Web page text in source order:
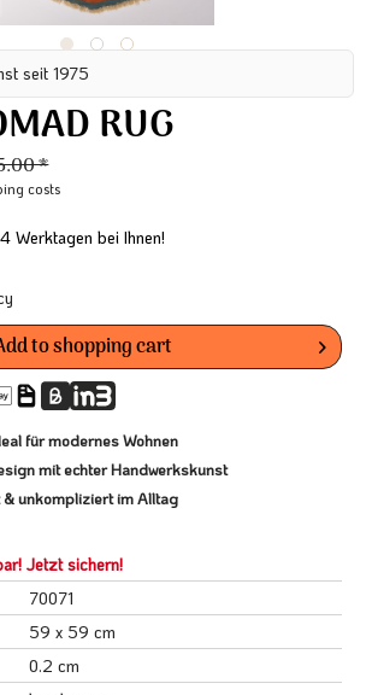
seit 1975
RUG
*
costs
bei Ihnen!
toshopping cart
für modernes Wohnen
mit echter Handwerkskunst
unkompliziert im Alltag
Jetzt sichern!
70071
59 x 59 cm
0.2 cm